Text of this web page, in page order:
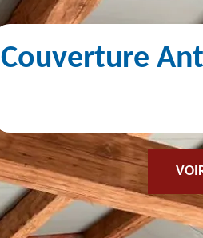
Couverture